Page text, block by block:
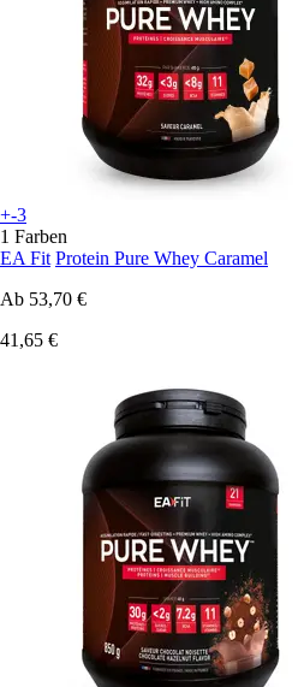
+-3
1 Farben
EA Fit Protein Pure Whey Caramel
Ab 53,70 €
41,65 €